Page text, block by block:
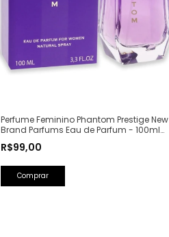
Perfume Feminino Phantom Prestige New
Brand Parfums Eau de Parfum - 100ml
R$99,00